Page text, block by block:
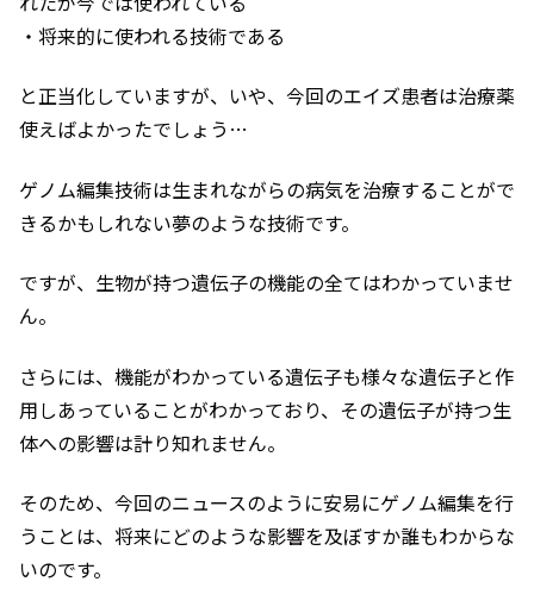
・将来的に使われる技術である
と正当化していますが、いや、今回のエイズ患者は治療薬
使えばよかったでしょう…
ゲノム編集技術は生まれながらの病気を治療することがで
きるかもしれない夢のような技術です。
ですが、生物が持つ遺伝子の機能の全てはわかっていませ
ん。
さらには、機能がわかっている遺伝子も様々な遺伝子と作
用しあっていることがわかっており、その遺伝子が持つ生
体への影響は計り知れません。
そのため、今回のニュースのように安易にゲノム編集を行
うことは、将来にどのような影響を及ぼすか誰もわからな
いのです。